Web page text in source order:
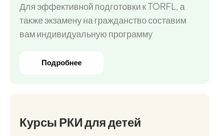
Для эффективной подготовки к TORFL, а
также экзамену на гражданство составим
вам индивидуальную программу
Подробнее
Курсы РКИ для детей